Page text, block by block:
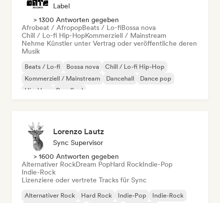
Label
> 1300 Antworten gegeben
Afrobeat / AfropopBeats / Lo-fiBossa nova
Chill / Lo-fi Hip-HopKommerziell / Mainstream
Nehme Künstler unter Vertrag oder veröffentliche deren
Musik
Beats / Lo-fi Bossa nova
Chill / Lo-fi Hip-Hop
Kommerziell / Mainstream
Dancehall
Dance pop
Hip-Hop
Pop-Soul
Lorenzo Lautz
Sync Supervisor
> 1600 Antworten gegeben
Alternativer RockDream PopHard RockIndie-Pop
Indie-Rock
Lizenziere oder vertrete Tracks für Sync
Alternativer Rock Hard Rock Indie-Pop
Indie-Rock